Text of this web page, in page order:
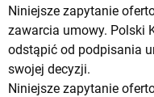
Niniejsze zapytanie
zawarcia umowy. Polski
odstąpić od podpisania
swojej decyzji.
Niniejsze zapytanie